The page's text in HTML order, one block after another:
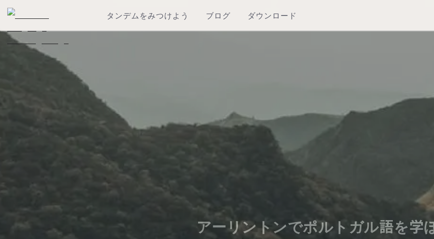
タンデムをみつけよう ブログ ダウンロード
アーリントンでポルトガル語を学